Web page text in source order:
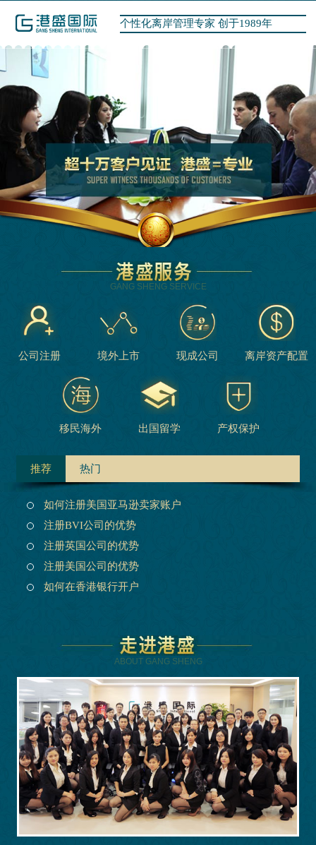
个性化离岸管理专家 创于1989年
GANG SHENG SERVICE
公司注册 境外上市 现成公司 离岸资产配置
移民海外 出国留学 产权保护
推荐 热门
如何注册美国亚马逊卖家账户
注册BVI公司的优势
注册英国公司的优势
注册美国公司的优势
如何在香港银行开户
ABOUT GANG SHENG